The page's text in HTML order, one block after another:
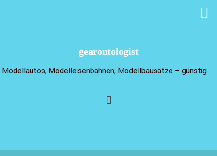
Modellautos, Modelleisenbahnen, Modellbausätze – günstig
gearontologist